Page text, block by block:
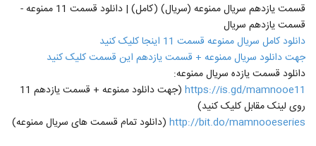
قسمت یازدهم سریال ممنوعه (سریال) (کامل) | دانلود قسمت 11 ممنوعه -
قسمت یازدهم سریال
دانلود کامل سریال ممنوعه قسمت 11 اینجا کلیک کنید
جهت دانلود سریال ممنوعه + قسمت یازدهم این قسمت کلیک کنید
دانلود قسمت یازده سریال ممنوعه:
https://is.gd/mamnooe11
(جهت دانلود ممنوعه + قسمت یازدهم 11
روی لینک مقابل کلیک کنید)
http://bit.do/mamnooeseries (دانلود تمام قسمت های سریال ممنوعه)